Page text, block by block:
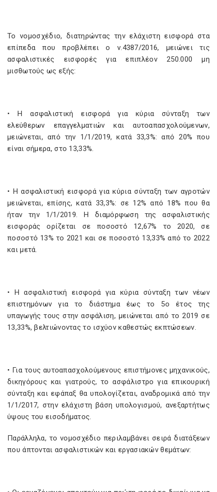
Το νομοσχέδιο, διατηρώντας την ελάχιστη εισφορά στα
επίπεδα που προβλέπει ο ν.4387/2016, μειώνει τις
ασφαλιστικές εισφορές για επιπλέον 250.000 μη
μισθωτούς ως εξής:
• Η ασφαλιστική εισφορά για κύρια σύνταξη των
ελεύθερων επαγγελματιών και αυτοαπασχολούμενων,
μειώνεται, από την 1/1/2019, κατά 33,3%: από 20% που
είναι σήμερα, στο 13,33%.
• Η ασφαλιστική εισφορά για κύρια σύνταξη των αγροτών
μειώνεται, επίσης, κατά 33,3%: σε 12% από 18% που θα
ήταν την 1/1/2019. Η διαμόρφωση της ασφαλιστικής
εισφοράς ορίζεται σε ποσοστό 12,67% το 2020, σε
ποσοστό 13% το 2021 και σε ποσοστό 13,33% από το 2022
και μετά.
• Η ασφαλιστική εισφορά για κύρια σύνταξη των νέων
επιστημόνων για το διάστημα έως το 5ο έτος της
υπαγωγής τους στην ασφάλιση, μειώνεται από το 2019 σε
13,33%, βελτιώνοντας το ισχύον καθεστώς εκπτώσεων.
• Για τους αυτοαπασχολούμενους επιστήμονες μηχανικούς,
δικηγόρους και γιατρούς, το ασφάλιστρο για επικουρική
σύνταξη και εφάπαξ θα υπολογίζεται, αναδρομικά από την
1/1/2017, στην ελάχιστη βάση υπολογισμού, ανεξαρτήτως
ύψους του εισοδήματος.
Παράλληλα, το νομοσχέδιο περιλαμβάνει σειρά διατάξεων
που άπτονται ασφαλιστικών και εργασιακών θεμάτων: